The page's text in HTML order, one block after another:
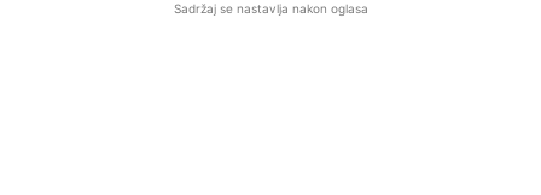
Sadržaj se nastavlja nakon oglasa